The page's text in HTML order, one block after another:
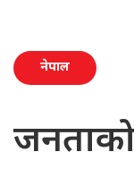
नेपाल
जनताको